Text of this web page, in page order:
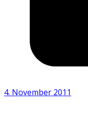
4. November 2011